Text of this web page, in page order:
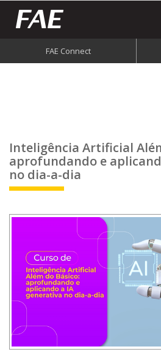
FAE Connect
Inteligência Artificial
aprofundando e
no dia-a-dia